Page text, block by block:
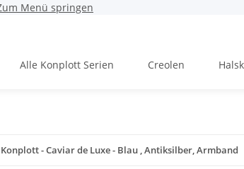
Menü springen
Alle Konplott Serien Creolen
Konplott - Caviar de Luxe - Blau , Antiksilber, Armband